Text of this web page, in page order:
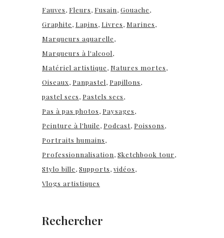
Fauves Fleurs Fusain Gouache
Graphite Lapins Livres Marines
Marqueurs aquarelle
Marqueurs à l'alcool
Matériel artistique Natures mortes
Oiseaux Panpastel Papillons
pastel secs Pastels secs
Pas à pas photos Paysages
Peinture à l'huile Podcast Poissons
Portraits humains
Professionnalisation Sketchbook tour
Stylo bille Supports vidéos
Vlogs artistiques
Rechercher